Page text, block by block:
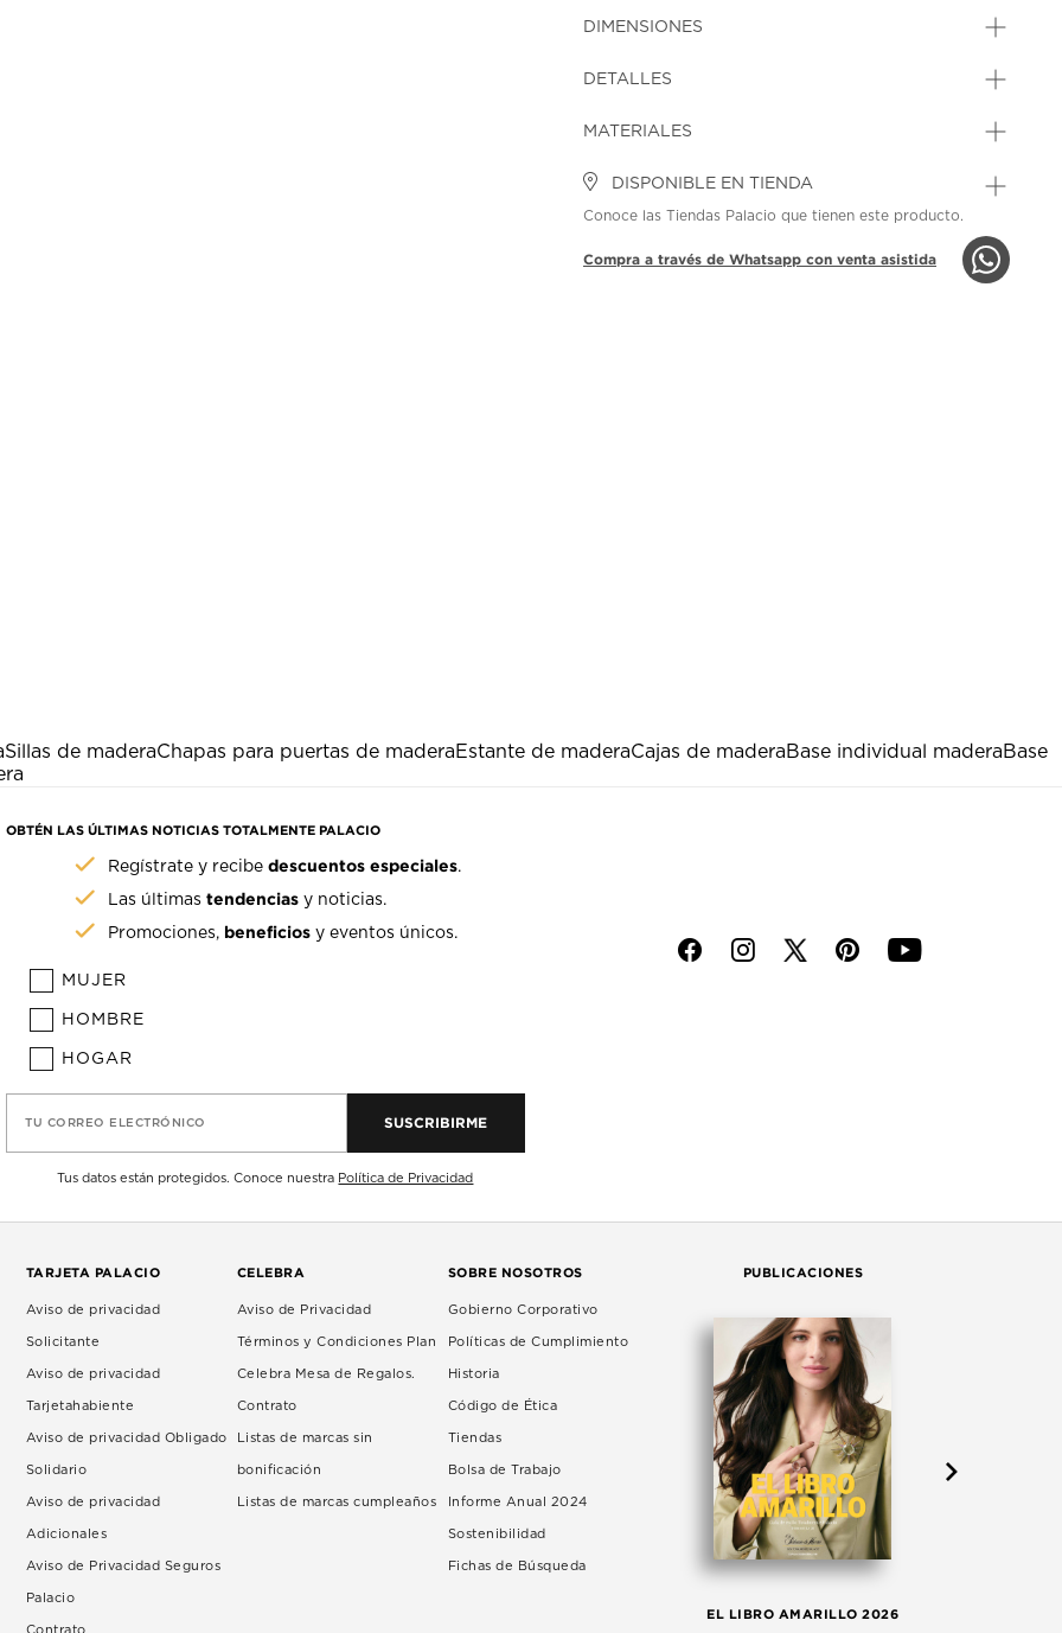
DIMENSIONES
DETALLES
MATERIALES
DISPONIBLE EN TIENDA
Conoce las Tiendas Palacio que tienen este producto.
Compra a través de Whatsapp con venta asistida
Sillas de maderaChapas para puertas de maderaEstante de maderaCajas de maderaBase individual maderaBase
OBTÉN LAS ÚLTIMAS NOTICIAS TOTALMENTE PALACIO
Regístrate y recibedescuentos especiales.
Las últimastendencias y noticias.
Promociones, beneficios y eventos únicos.
MUJER
HOMBRE
HOGAR
TU CORREO ELECTRÓNICO SUSCRIBIRME
Tus datos están protegidos. Conoce nuestra Política de Privacidad
f i p y
TARJETA PALACIO
Aviso de privacidad
Solicitante
Aviso de privacidad
Tarjetahabiente
Aviso de privacidad Obligado
Solidario
Aviso de privacidad
Adicionales
Aviso de Privacidad Seguros
Palacio
Contrato
CELEBRA
Aviso de Privacidad
Términos y Condiciones Plan
Celebra Mesa de Regalos.
Contrato
Listas de marcas sin
bonificación
Listas de marcas cumpleaños
SOBRE NOSOTROS
Gobierno Corporativo
Políticas de Cumplimiento
Historia
Código de Ética
Tiendas
Bolsa de Trabajo
Informe Anual 2024
Sostenibilidad
Fichas de Búsqueda
PUBLICACIONES
EL LIBRO AMARILLO 2026